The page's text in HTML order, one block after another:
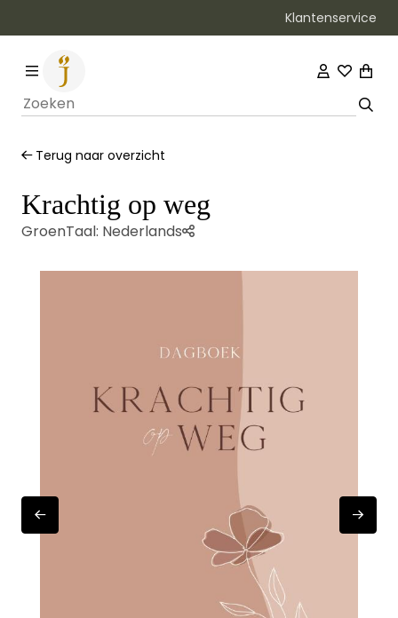
Klantenservice
Terug naar overzicht
Krachtig op weg
GroenTaal: Nederlands